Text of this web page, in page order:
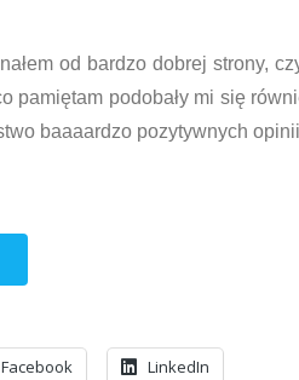
od bardzo dobrej strony,
pamiętam podobały mi się
baaaardzo pozytywnych
Facebook LinkedIn